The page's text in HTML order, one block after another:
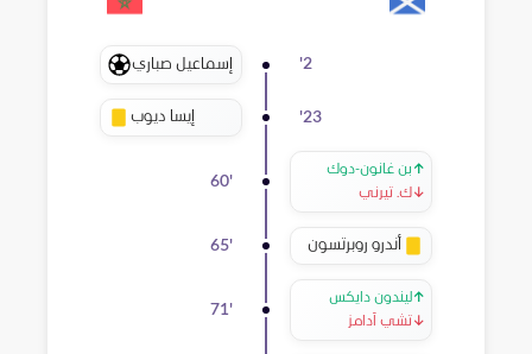
2
' إسماعيل صباري
23
' إيسا ديوب
↑ بن غانون-دوك
↓ك. تيرني
60'
أندرو روبرتسون 65'
↑ليندون دايكس
↓ تشي آدامز
71'